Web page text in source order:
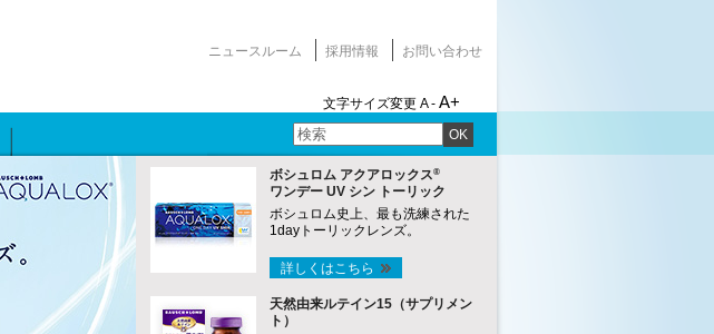
ニュースルーム 採用情報 お問い合わせ
文字サイズ変更 A - A+
OK
ボシュロム アクアロックス®
ワンデー UV シン トーリック
ボシュロム史上、最も洗練された
1dayトーリックレンズ。
詳しくはこちら
天然由来ルテイン15（サプリメン
ト）